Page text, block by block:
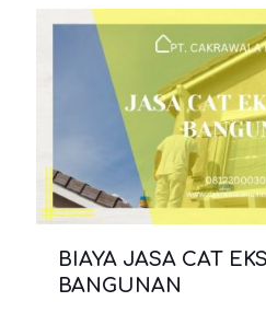
BIAYA JASA CAT
BANGUNAN